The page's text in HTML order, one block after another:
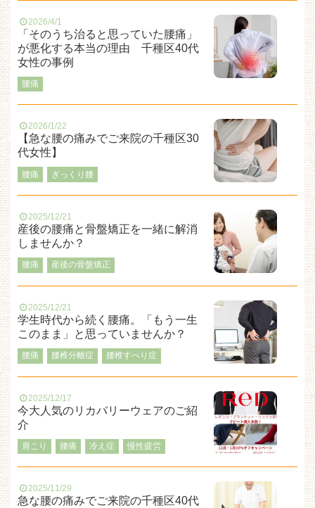
2026/4/1
「そのうち治ると思っていた腰痛」
が悪化する本当の理由 千種区40代
女性の事例
腰痛
2026/1/22
【急な腰の痛みでご来院の千種区30
代女性】
腰痛 ぎっくり腰
2025/12/21
産後の腰痛と骨盤矯正を一緒に解消
しませんか？
腰痛 産後の骨盤矯正
2025/12/21
学生時代から続く腰痛。「もう一生
このまま」と思っていませんか？
腰痛 腰椎分離症 腰椎すべり症
2025/12/17
今大人気のリカバリーウェアのご紹
介
肩こり 腰痛 冷え症 慢性疲労
2025/11/29
急な腰の痛みでご来院の千種区40代